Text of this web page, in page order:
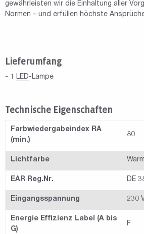
gewährleisten wir die Einhaltung aller
Normen – und erfüllen höchste
Lieferumfang
- 1 LED-Lampe
Technische Eigenschaften
Farbwiedergabeindex RA
(min.)
80
Lichtfarbe
EAR Reg.Nr. DE
Eingangsspannung 230
Energie Effizienz Label (A bis
G)
F